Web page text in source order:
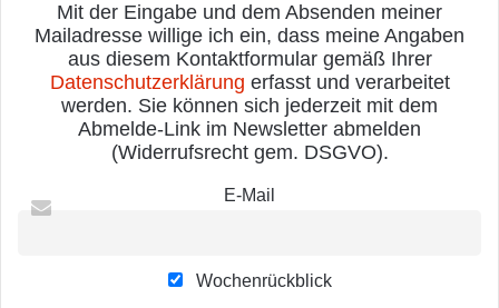
Mit der Eingabe und dem Absenden meiner
Mailadresse willige ich ein, dass meine Angaben
aus diesem Kontaktformular gemäß Ihrer
Datenschutzerklärung erfasst und verarbeitet
werden. Sie können sich jederzeit mit dem
Abmelde-Link im Newsletter abmelden
(Widerrufsrecht gem. DSGVO).
E-Mail
Wochenrückblick